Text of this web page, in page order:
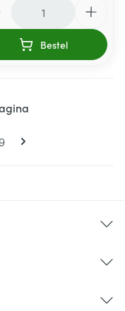
Bestel
pagina
Pagina
9